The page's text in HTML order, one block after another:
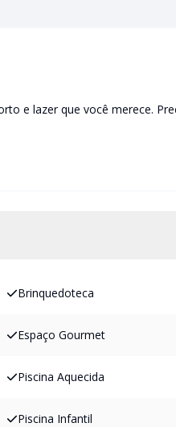
e lazer que você merece.
Brinquedoteca
Espaço Gourmet
Piscina Aquecida
Piscina Infantil